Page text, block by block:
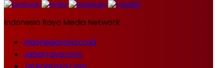
Indonesia Raya Media Network
Indonesiaraya.co.id
Jabarraya.com